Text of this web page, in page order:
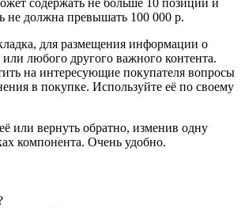
не должна превышать 100 000 р.
для размещения информации о
или любого другого важного контента.
на интересующие покупателя вопросы
в покупке. Используйте её по своему
или вернуть обратно, изменив одну
компонента. Очень удобно.